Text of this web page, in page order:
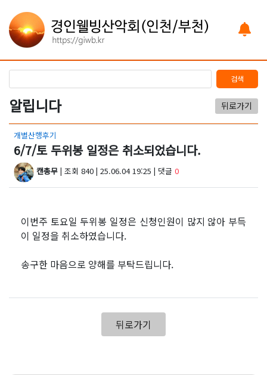
검색
알립니다 뒤로가기
개별산행후기
6/7/토 두위봉 일정은 취소되었습니다.
캔총무 | 조회 840 | 25.06.04 19:25 | 댓글 0
이번주 토요일 두위봉 일정은 신청인원이 많지 않아 부득
이 일정을 취소하였습니다.
송구한 마음으로 양해를 부탁드립니다.
뒤로가기